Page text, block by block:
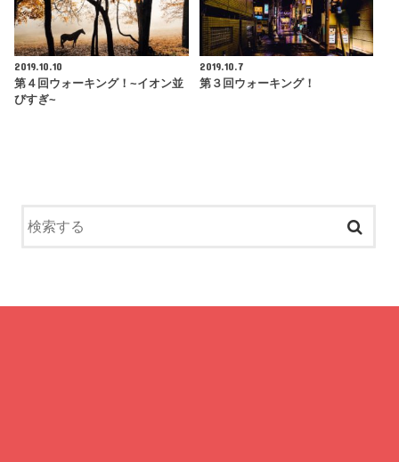
2019.10.10
第４回ウォーキング！~イオン並
びすぎ~
2019.10.7
第３回ウォーキング！